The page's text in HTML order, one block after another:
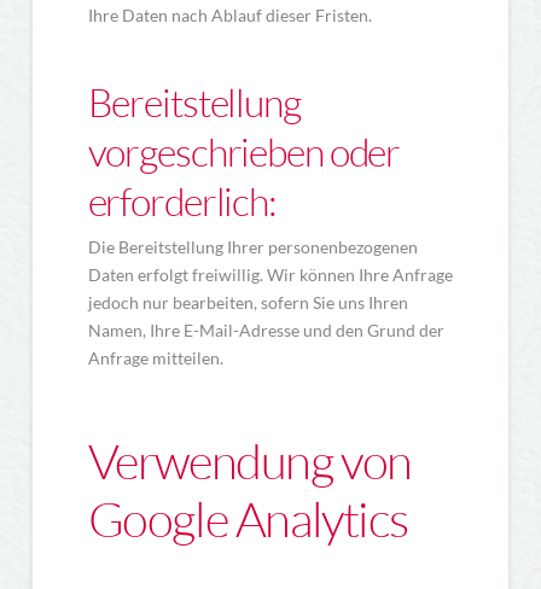
Ihre Daten nach Ablauf dieser Fristen.
Bereitstellung
vorgeschrieben oder
erforderlich:
Die Bereitstellung Ihrer personenbezogenen
Daten erfolgt freiwillig. Wir können Ihre Anfrage
jedoch nur bearbeiten, sofern Sie uns Ihren
Namen, Ihre E-Mail-Adresse und den Grund der
Anfrage mitteilen.
Verwendung von
Google Analytics